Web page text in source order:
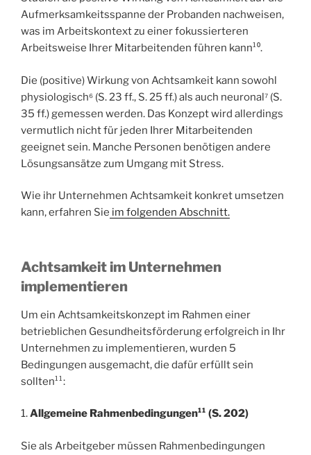
Aufmerksamkeitsspanne der Probanden nachweisen,
was im Arbeitskontext zu einer fokussierteren
Arbeitsweise Ihrer Mitarbeitenden führen kann¹⁰.
Die (positive) Wirkung von Achtsamkeit kann sowohl
physiologisch⁶ (S. 23 ff., S. 25 ff.) als auch neuronal⁷ (S.
35 ff.) gemessen werden. Das Konzept wird allerdings
vermutlich nicht für jeden Ihrer Mitarbeitenden
geeignet sein. Manche Personen benötigen andere
Lösungsansätze zum Umgang mit Stress.
Wie ihr Unternehmen Achtsamkeit konkret umsetzen
kann, erfahren Sie im folgenden Abschnitt.
Achtsamkeit im Unternehmen
implementieren
Um ein Achtsamkeitskonzept im Rahmen einer
betrieblichen Gesundheitsförderung erfolgreich in Ihr
Unternehmen zu implementieren, wurden 5
Bedingungen ausgemacht, die dafür erfüllt sein
sollten¹¹:
1.Allgemeine Rahmenbedingungen¹¹ (S. 202)
Sie als Arbeitgeber müssen Rahmenbedingungen